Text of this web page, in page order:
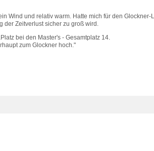
Wind und relativ warm. Hatte mich für den
der Zeitverlust sicher zu groß wird.
bei den Master's - Gesamtplatz 14.
zum Glockner hoch. "